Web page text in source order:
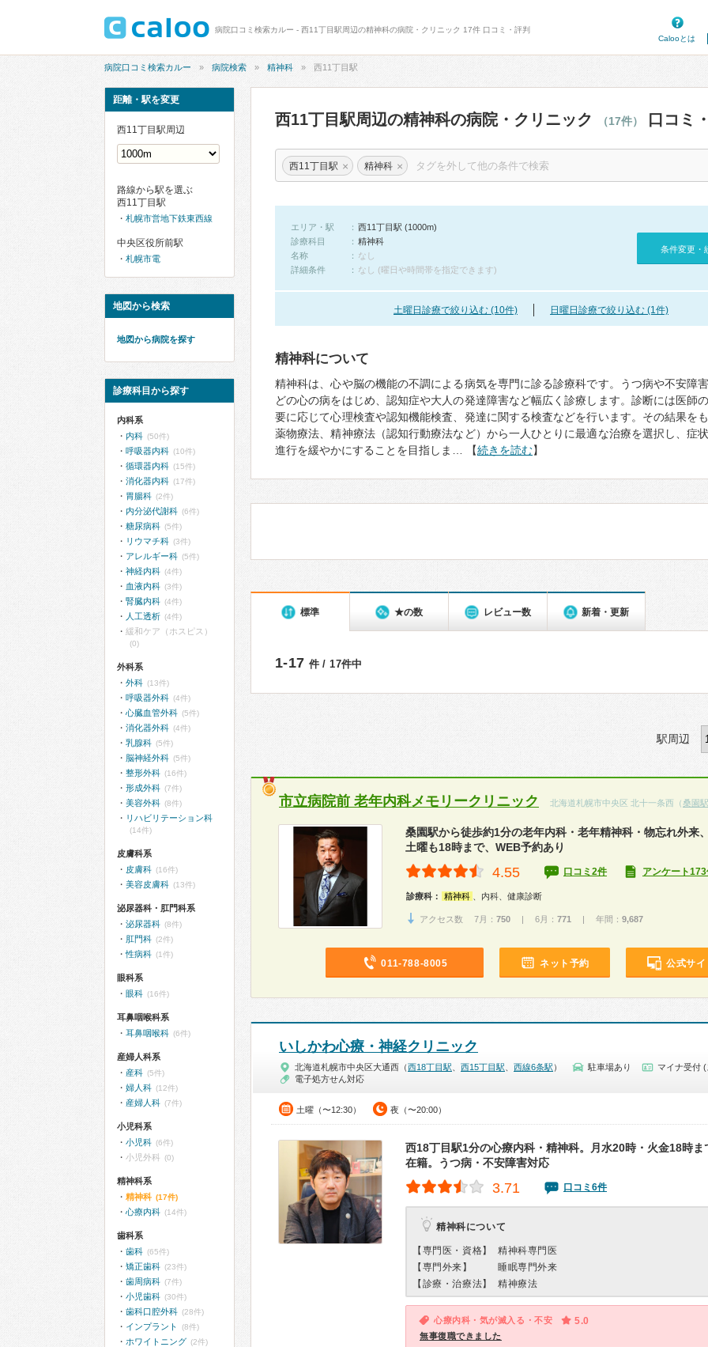
病院口コミ検索カルー - 西11丁目駅周辺の精神科の病院・クリニック 17件 口コミ・評判
Calooとは
病院口コミ検索カルー 病院検索 精神科 西11丁目駅
西11丁目駅周辺の精神科の病院・クリニック （17件） 口コミ
西11丁目駅 × 精神科 ×
エリア・駅
西11丁目駅 (1000m)
診療科目
精神科
名称
なし
詳細条件
なし (曜日や時間帯を指定できます)
条件変更・
土曜日診療で絞り込む (10件) 日曜日診療で絞り込む (1件)
精神科について
精神科は、心や脳の機能の不調による病気を専門に診る診療科です。うつ病や不安障
どの心の病をはじめ、認知症や大人の発達障害など幅広く診療します。診断には医師
要に応じて心理検査や認知機能検査、発達に関する検査などを行います。その結果を
薬物療法、精神療法（認知行動療法など）から一人ひとりに最適な治療を選択し、症
進行を緩やかにすることを目指しま… 【続きを読む】
標準 ★の数 レビュー数 新着・更新
1-17 件 / 17件中
駅周辺
市立病院前 老年内科メモリークリニック 北海道札幌市中央区 北十一条西（桑園駅
桑園駅から徒歩約1分の老年内科・老年精神科・物忘れ外来
土曜も18時まで、WEB予約あり
4.55 口コミ2件 アンケート
診療科： 精神科 、内科、健康診断
アクセス数 7月： 750 | 6月： 771 | 年間： 9,687
011-788-8005 ネット予約 公式サイ
いしかわ心療・神経クリニック
北海道札幌市中央区大通西（西18丁目駅 西15丁目駅 西線6条駅 ） 駐車場あり
マイナ受付
電子処方せん対応
土曜（〜12:30） 夜（〜20:00）
西18丁目駅1分の心療内科・精神科。月水20時・火金18時ま
在籍。うつ病・不安障害対応
3.71 口コミ6件
精神科について
【専門医・資格】
精神科専門医
【専門外来】
睡眠専門外来
【診療・治療法】
精神療法
心療内科・気が滅入る・不安 5.0
無事復職できました
距離・駅を変更
西11丁目駅周辺
路線から駅を選ぶ
西11丁目駅
札幌市営地下鉄東西線
中央区役所前駅
札幌市電
地図から検索
地図から病院を探す
診療科目から探す
内科系
内科 (50件)
呼吸器内科 (10件)
循環器内科 (15件)
消化器内科 (17件)
胃腸科 (2件)
内分泌代謝科 (6件)
糖尿病科 (5件)
リウマチ科 (3件)
アレルギー科 (5件)
神経内科 (4件)
血液内科 (3件)
腎臓内科 (4件)
人工透析 (4件)
緩和ケア（ホスピス）
(0)
外科系
外科 (13件)
呼吸器外科 (4件)
心臓血管外科 (5件)
消化器外科 (4件)
乳腺科 (5件)
脳神経外科 (5件)
整形外科 (16件)
形成外科 (7件)
美容外科 (8件)
リハビリテーション科
(14件)
皮膚科系
皮膚科 (16件)
美容皮膚科 (13件)
泌尿器科・肛門科系
泌尿器科 (8件)
肛門科 (2件)
性病科 (1件)
眼科系
眼科 (16件)
耳鼻咽喉科系
耳鼻咽喉科 (6件)
産婦人科系
産科 (5件)
婦人科 (12件)
産婦人科 (7件)
小児科系
小児科 (6件)
小児外科 (0)
精神科系
精神科 (17件)
心療内科 (14件)
歯科系
歯科 (65件)
矯正歯科 (23件)
歯周病科 (7件)
小児歯科 (30件)
歯科口腔外科 (28件)
インプラント (8件)
ホワイトニング (2件)